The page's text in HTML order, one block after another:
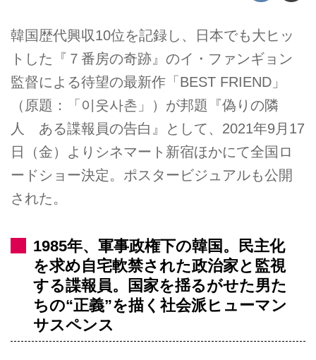
韓国歴代興収10位を記録し、日本でも大ヒッ
トした『７番房の奇跡』のイ・ファンギョン
監督による待望の最新作「BEST FRIEND」
（原題：「이웃사촌」）が邦題『偽りの隣
人 ある諜報員の告白』として、2021年9月17
日（金）よりシネマート新宿ほかにて全国ロ
ードショー決定。ポスタービジュアルも公開
された。
1985年、軍事政権下の韓国。民主化
を求め自宅軟禁された政治家と監視
する諜報員。国家を揺るがせた男た
ちの“正義”を描く社会派ヒューマン
サスペンス